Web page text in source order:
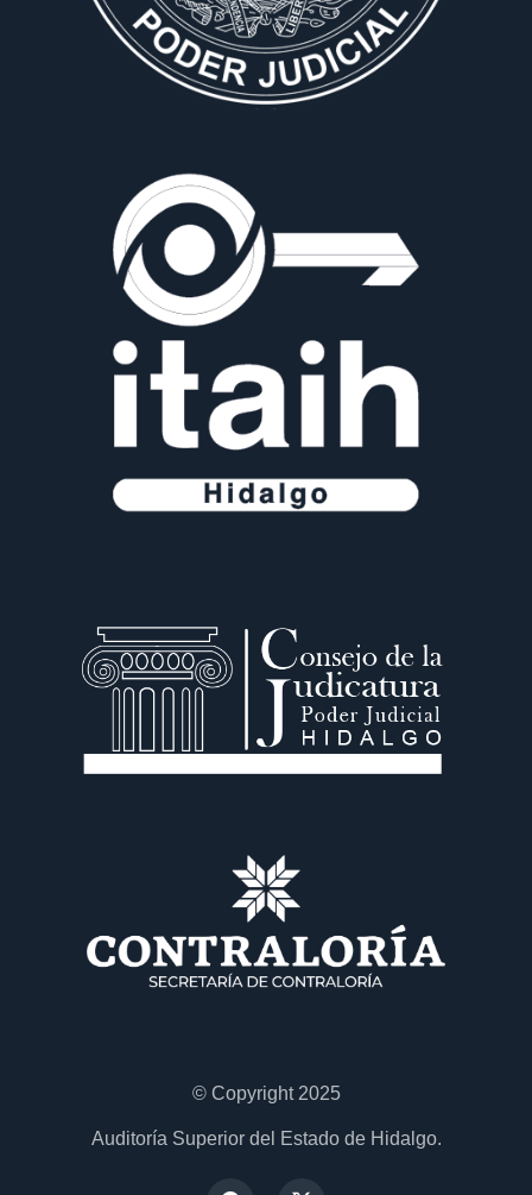
© Copyright 2025
Auditoría Superior del Estado de Hidalgo.